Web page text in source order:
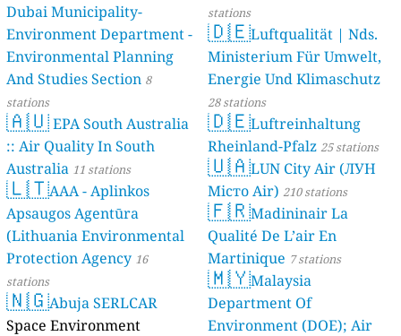
Dubai Municipality-
Environment Department -
Environmental Planning
And Studies Section 8
stations
🇦🇺EPA South Australia
:: Air Quality In South
Australia 11 stations
🇱🇹AAA - Aplinkos
Apsaugos Agentūra
(Lithuania Environmental
Protection Agency 16
stations
🇳🇬Abuja SERLCAR
Space Environment
stations
🇩🇪Luftqualität | Nds.
Ministerium Für Umwelt,
Energie Und Klimaschutz
28 stations
🇩🇪Luftreinhaltung
Rheinland-Pfalz 25 stations
🇺🇦LUN City Air (ЛУН
Місто Air) 210 stations
🇫🇷Madininair La
Qualité De L’air En
Martinique 7 stations
🇲🇾Malaysia
Department Of
Environment (DOE); Air